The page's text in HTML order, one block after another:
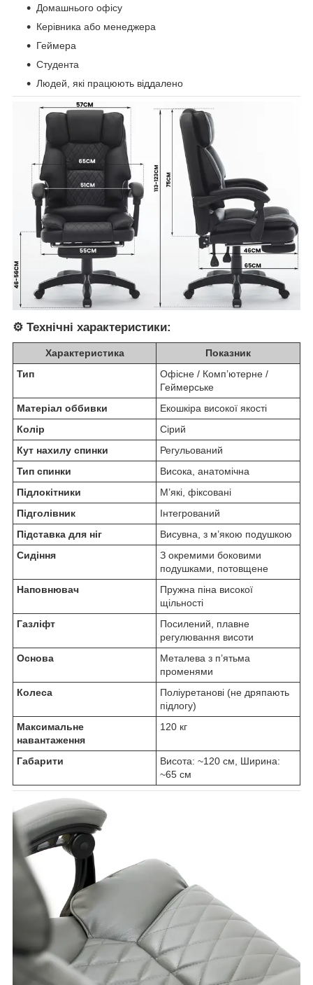
Домашнього офісу
Керівника або менеджера
Геймера
Студента
Людей, які працюють віддалено
⚙️ Технічні характеристики:
Характеристика
Показник
Тип
Офісне / Комп’ютерне /
Геймерське
Матеріал оббивки
Екошкіра високої якості
Колір
Сірий
Кут нахилу спинки
Регульований
Тип спинки
Висока, анатомічна
Підлокітники
М’які, фіксовані
Підголівник
Інтегрований
Підставка для ніг
Висувна, з м’якою подушкою
Сидіння
З окремими боковими
подушками, потовщене
Наповнювач
Пружна піна високої
щільності
Газліфт
Посилений, плавне
регулювання висоти
Основа
Металева з п’ятьма
променями
Колеса
Поліуретанові (не дряпають
підлогу)
Максимальне
навантаження
120 кг
Габарити
Висота: ~120 см, Ширина:
~65 см